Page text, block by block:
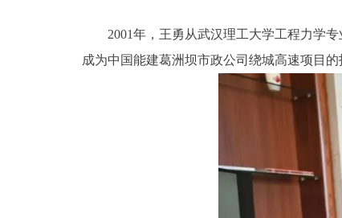
2001年，王勇从武汉理工大学工程力学
成为中国能建葛洲坝市政公司绕城高速项目的